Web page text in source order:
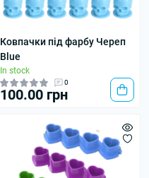
Ковпачки під фарбу Череп
Blue
In stock
0
100.00 грн